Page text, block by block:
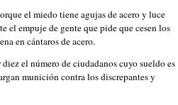
el miedo tiene agujas de acero y luce
el empuje de gente que pide que cesen los
en cántaros de acero.
el número de ciudadanos cuyo sueldo es
munición contra los discrepantes y